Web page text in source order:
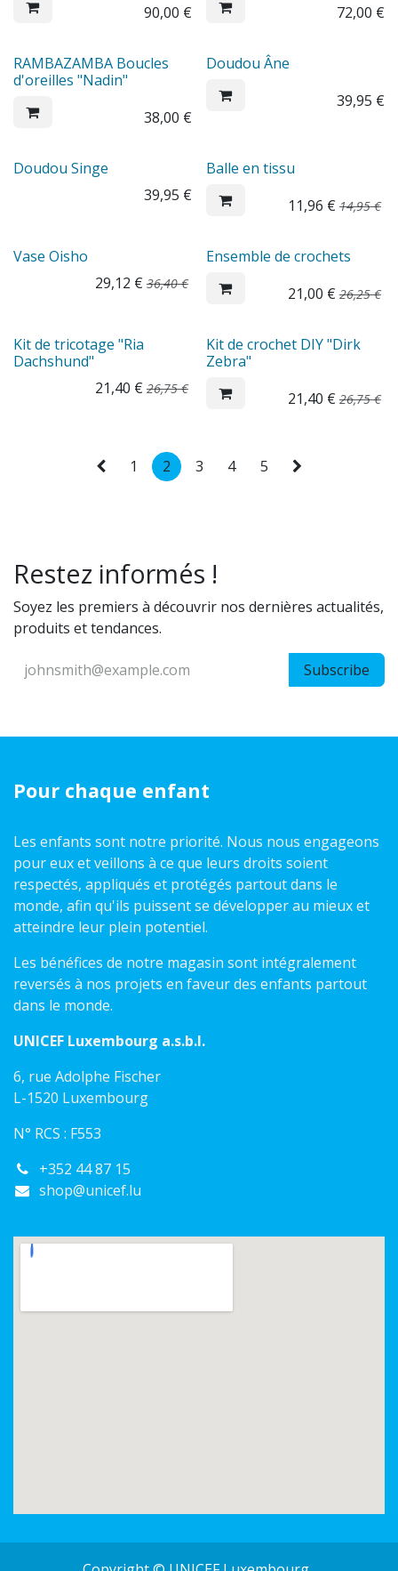
90,00 €
72,00 €
RAMBAZAMBA Boucles
d'oreilles "Nadin"
38,00 €
Doudou Âne
39,95 €
Doudou Singe
39,95 €
Sale
Balle en tissu
11,96 € 14,95€
Sale
Vase Oisho
29,12 € 36,40€
Sale
Ensemble de crochets
21,00 € 26,25€
Sale
Kit de tricotage "Ria
Dachshund"
21,40 € 26,75€
Sale
Kit de crochet DIY "Dirk
Zebra"
21,40 € 26,75€
1 2 3 4 5
Restez informés !
Soyez les premiers à découvrir nos dernières actualités,
produits et tendances.
Subscribe
Pour chaque enfant
Les enfants sont notre priorité. Nous nous engageons
pour eux et veillons à ce que leurs droits soient
respectés, appliqués et protégés partout dans le
monde, afin qu'ils puissent se développer au mieux et
atteindre leur plein potentiel.
Les bénéfices de notre magasin sont intégralement
reversés à nos projets en faveur des enfants partout
dans le monde.
UNICEF Luxembourg a.s.b.l.
6, rue Adolphe Fischer
L-1520 Luxembourg
N° RCS : F553
+352 44 87 15
shop@unicef.lu